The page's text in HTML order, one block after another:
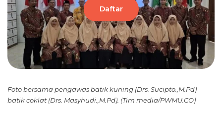
Daftar
Foto bersama pengawas batik kuning (Drs. Sucipto.,M.Pd)
batik coklat (Drs. Masyhudi.,M.Pd). (Tim media/PWMU.CO)